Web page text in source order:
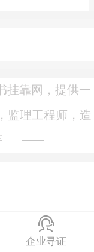
挂靠网，提供一
监理工程师，造

企业寻证